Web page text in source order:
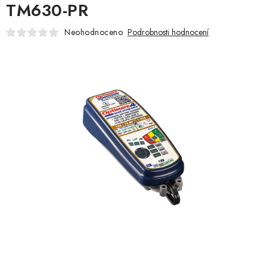
SOLÁRNÍ SESTAVY PRO KARAVANY
ZÁLOŽNÍ ZDROJE PRO ČERPADLA
OLOVĚNÉ A LITHIOVÉ BATERIE
TM630-PR
Neohodnoceno Podrobnosti hodnocení